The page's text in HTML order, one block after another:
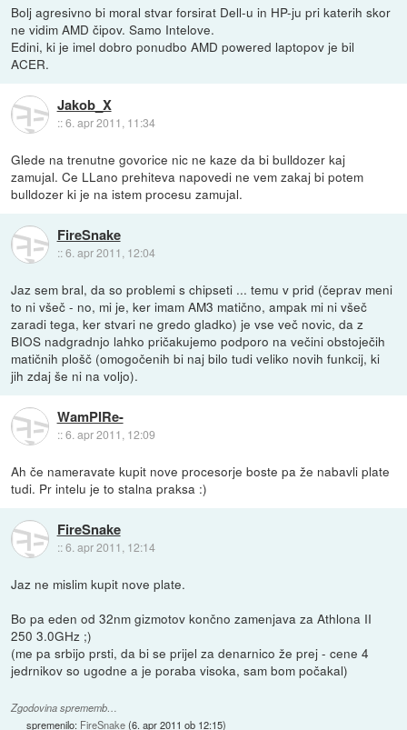
Bolj agresivno bi moral stvar forsirat Dell-u in HP-ju pri katerih skor
ne vidim AMD čipov. Samo Intelove.
Edini, ki je imel dobro ponudbo AMD powered laptopov je bil
ACER.
Jakob_X
::6. apr 2011, 11:34
Glede na trenutne govorice nic ne kaze da bi bulldozer kaj
zamujal. Ce LLano prehiteva napovedi ne vem zakaj bi potem
bulldozer ki je na istem procesu zamujal.
FireSnake
::6. apr 2011, 12:04
Jaz sem bral, da so problemi s chipseti ... temu v prid (čeprav meni
to ni všeč - no, mi je, ker imam AM3 matično, ampak mi ni všeč
zaradi tega, ker stvari ne gredo gladko) je vse več novic, da z
BIOS nadgradnjo lahko pričakujemo podporo na večini obstoječih
matičnih plošč (omogočenih bi naj bilo tudi veliko novih funkcij, ki
jih zdaj še ni na voljo).
WamPIRe-
::6. apr 2011, 12:09
Ah če nameravate kupit nove procesorje boste pa že nabavli plate
tudi. Pr intelu je to stalna praksa :)
FireSnake
::6. apr 2011, 12:14
Jaz ne mislim kupit nove plate.
Bo pa eden od 32nm gizmotov končno zamenjava za Athlona II
250 3.0GHz ;)
(me pa srbijo prsti, da bi se prijel za denarnico že prej - cene 4
jedrnikov so ugodne a je poraba visoka, sam bom počakal)
Zgodovina sprememb…
spremenilo: FireSnake(6. apr 2011 ob 12:15)